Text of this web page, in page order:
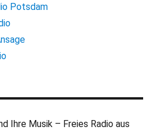
Potsdam
Ihre Musik – Freies Radio aus